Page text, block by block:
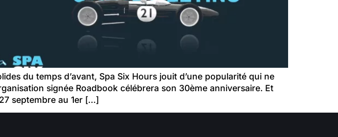
du temps d’avant, Spa Six Hours jouit d’une popularité qui ne
signée Roadbook célébrera son 30ème anniversaire. Et
septembre au 1er […]